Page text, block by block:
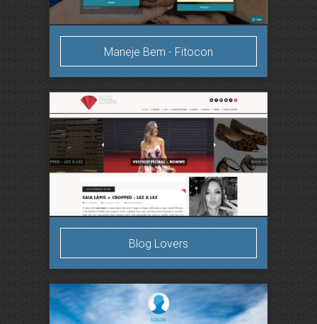
Maneje Bem - Fitocon
Blog Lovers